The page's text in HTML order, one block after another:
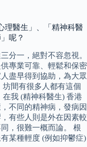
理醫生」、「精神科醫
呢？
分一，絕對不容忽視。
專業可靠、輕鬆和保密
盡早得到協助，為大眾
間有很多人都有這個
我 (精神科醫生) 香港
不同的精神病，發病因
有些人則是外在因素較
，很難一概而論。 根
某種輕度 (例如抑鬱症)